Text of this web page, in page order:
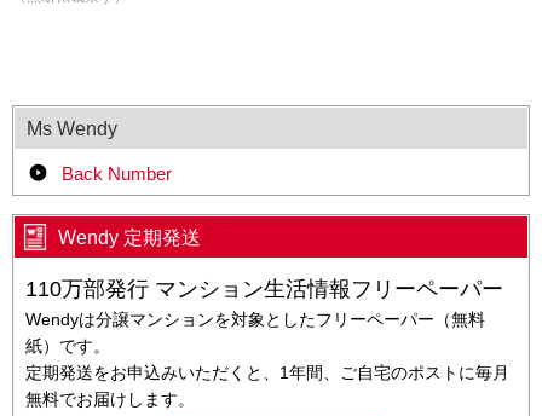
Ms Wendy
Back Number
Wendy 定期発送
110万部発行 マンション生活情報フリーペーパー
Wendyは分譲マンションを対象としたフリーペーパー（無料
紙）です。
定期発送をお申込みいただくと、1年間、ご自宅のポストに毎月
無料でお届けします。